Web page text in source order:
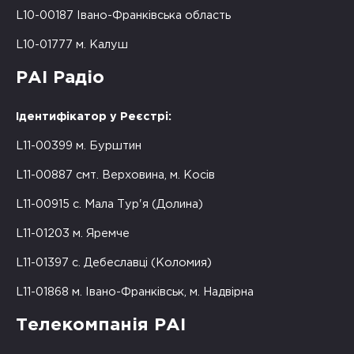
L10-00187 Івано-Франківська область
L10-01777 м. Калуш
РАІ Радіо
Ідентифікатор у Реєстрі:
L11-00399 м. Бурштин
L11-00887 смт. Верховина, м. Косів
L11-00915 с. Мала Тур'я (Долина)
L11-01203 м. Яремче
L11-01397 с. Дебеславці (Коломия)
L11-01868 м. Івано-Франківськ, м. Надвірна
Телекомпанія РАІ